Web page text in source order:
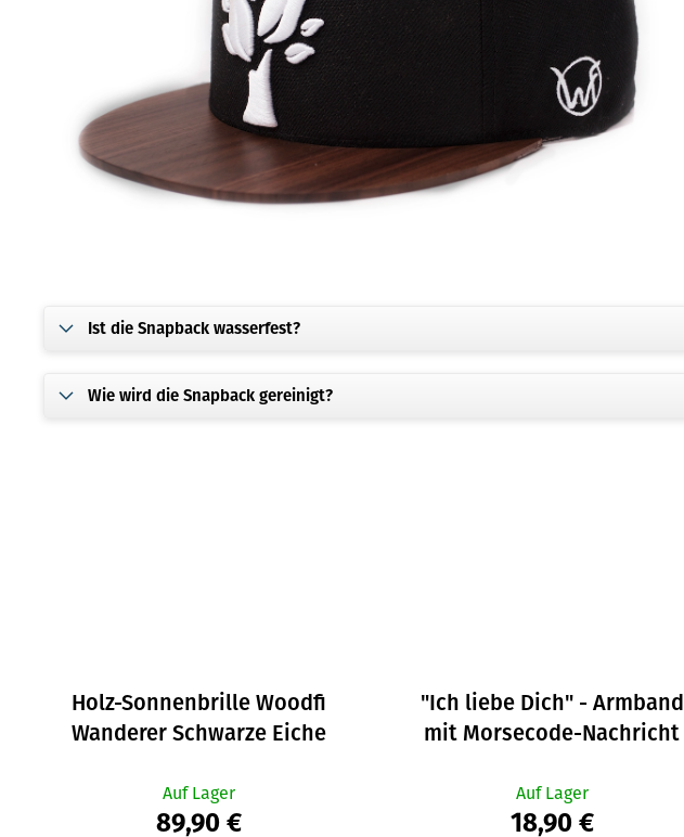
Ist die Snapback wasserfest?
Wie wird die Snapback gereinigt?
Holz-Sonnenbrille Woodfi
Wanderer Schwarze Eiche
Auf Lager
89,90 €
"Ich liebe Dich" - Armband
mit Morsecode-Nachricht
Auf Lager
18,90 €